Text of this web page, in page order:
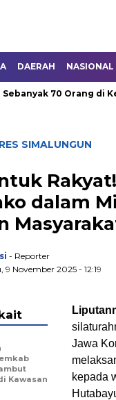
DAERAH NASIONAL
70 Orang di
SIMALUNGUN
dalam
- Reporter
9 November 2025 - 12:19
Jawa
kepada
Kawasan